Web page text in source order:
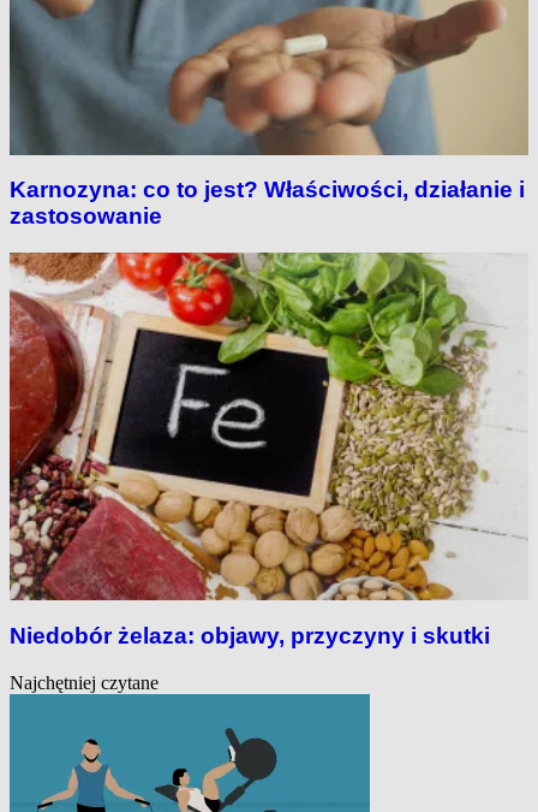
Karnozyna: co to jest? Właściwości, działanie i
zastosowanie
Niedobór żelaza: objawy, przyczyny i skutki
Najchętniej czytane